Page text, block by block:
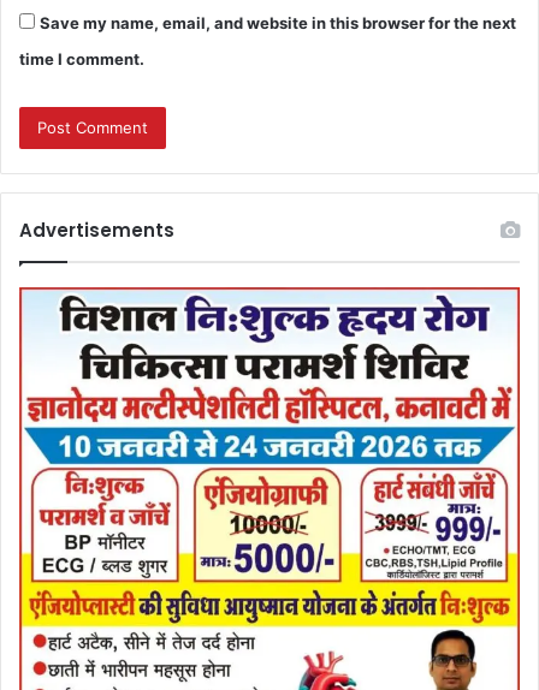
Save my name, email, and website in this browser for the next
time I comment.
Advertisements